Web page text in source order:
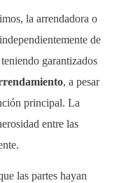
la arrendadora o
de
garantizados
, a pesar
principal. La
entre las
las partes hayan